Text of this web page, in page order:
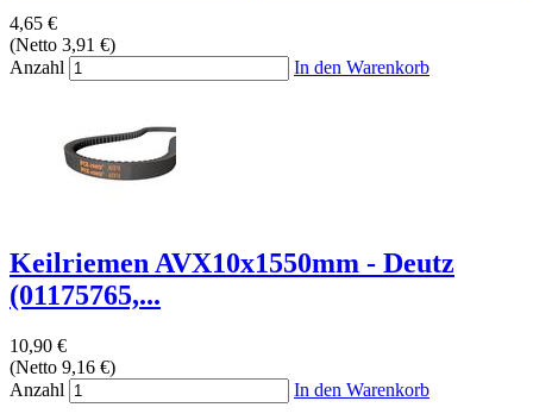
4,65 €
(Netto 3,91 €)
Anzahl
In den Warenkorb
Keilriemen AVX10x1550mm - Deutz
(01175765,...
10,90 €
(Netto 9,16 €)
Anzahl
In den Warenkorb